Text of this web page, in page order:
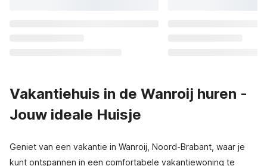
Vakantiehuis in de Wanroij huren -
Jouw ideale Huisje
Geniet van een vakantie in Wanroij, Noord-Brabant, waar je
kunt ontspannen in een comfortabele vakantiewoning te